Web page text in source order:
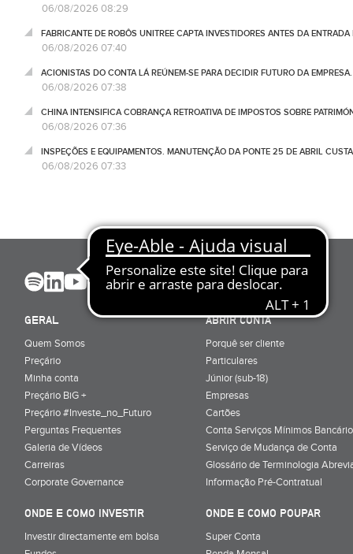
06/08/2026 08:29
FABRICANTE DE ROBÔS UNITREE CAPTA INVESTIDORES ANTES DA ENTRADA
06/08/2026 07:40
ACIONISTAS DO CONTA LÁ REÚNEM-SE PARA DECIDIR FUTURO DA
06/08/2026 07:38
CHINA INTENSIFICA COBRANÇA RETROATIVA DE IMPOSTOS SOBRE
06/08/2026 07:36
INSPEÇÕES E EQUIPAMENTOS. MANUTENÇÃO DA PONTE 25 DE ABRIL
06/08/2026 07:33
GERAL
Quem Somos
Preçário
Minha conta
Preçário BiG +
Preçário #Investe_no_Futuro
Perguntas Frequentes
Galeria de Vídeos
Carreiras
Corporate Governance
ABRIR CONTA
Porquê ser cliente
Particulares
Júnior (sub-18)
Empresas
Cartões
Conta Serviços Mínimos
Serviço de Mudança de Conta
Glossário de Terminologia
Informação Pré-Contratual
ONDE E COMO INVESTIR
Investir directamente em bolsa
ONDE E COMO POUPAR
Super Conta